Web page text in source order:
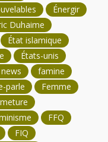
Énergir
Duhaime
État islamique
États-unis
famine
parle
Femme
FFQ
FIQ